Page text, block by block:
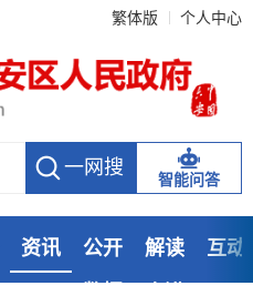
繁体版 个人中心
智能问答
资讯 公开 解读
互动